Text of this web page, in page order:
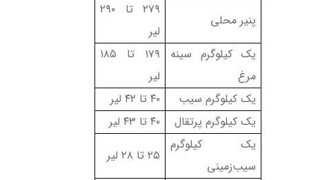
پنیر محلی
۲۷۹
تا ۲۹۰
لیر
یک کیلوگرم سینه
مرغ
۱۷۹
تا ۱۸۵
لیر
یک کیلوگرم سیب
۴۰ تا ۴۲ لیر
یک کیلوگرم پرتقال
۴۰ تا ۴۳ لیر
یک کیلوگرم
سیب‌زمینی
۲۵ تا ۲۸ لیر